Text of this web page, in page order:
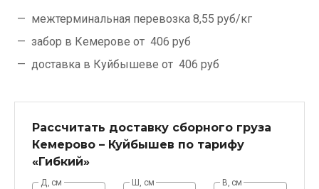
межтерминальная перевозка 8,55 руб/кг
забор в Кемерове от 406 руб
доставка в Куйбышеве от 406 руб
Рассчитать доставку сборного груза
Кемерово – Куйбышев по тарифу
«Гибкий»
Д, см Ш, см В, см